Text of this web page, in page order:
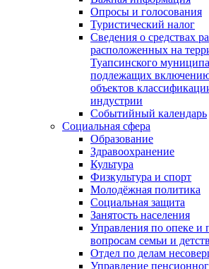
Опросы и голосования
Туристический налог
Сведения о средствах
расположенных на
Туапсинского
подлежащих
объектов
индустрии
Событийный календарь
Социальная сфера
Образование
Здравоохранение
Культура
Физкультура и спорт
Молодёжная политика
Социальная защита
Занятость населения
Управления по опеке и
вопросам семьи и
Отдел по делам
Управление